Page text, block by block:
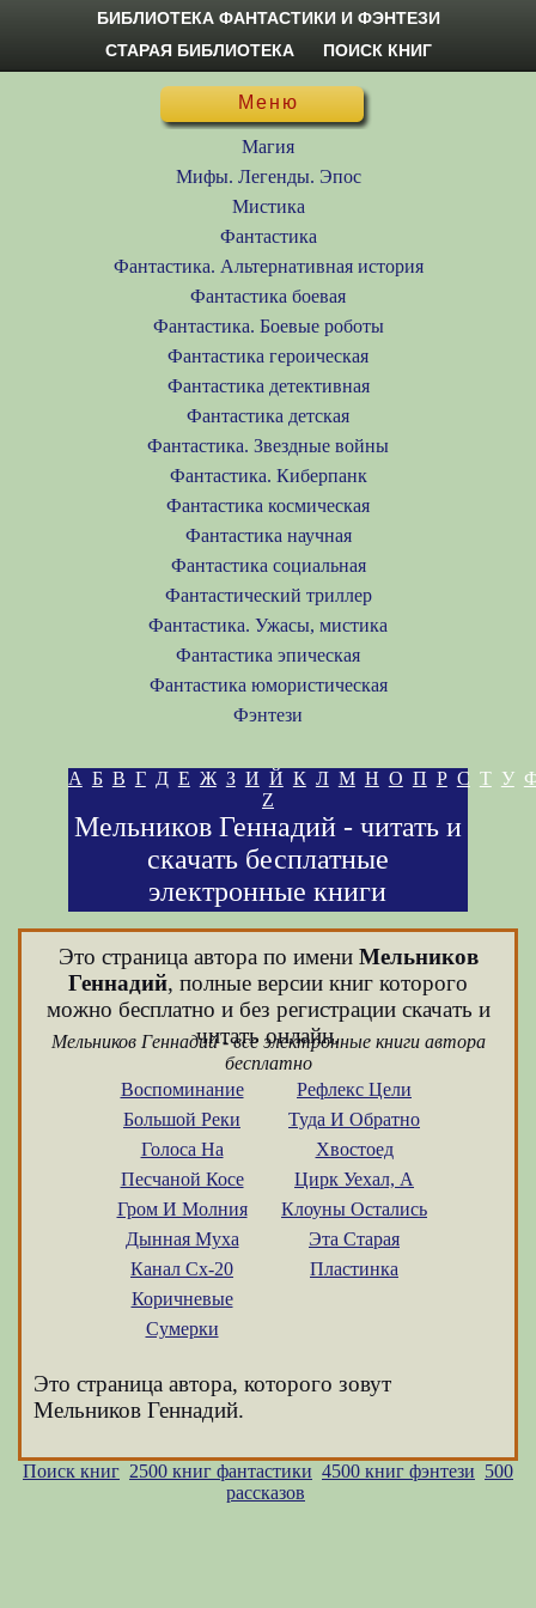
БИБЛИОТЕКА ФАНТАСТИКИ И ФЭНТЕЗИ
СТАРАЯ БИБЛИОТЕКА
ПОИСК КНИГ
Меню
Магия
Мифы. Легенды. Эпос
Мистика
Фантастика
Фантастика. Альтернативная история
Фантастика боевая
Фантастика. Боевые роботы
Фантастика героическая
Фантастика детективная
Фантастика детская
Фантастика. Звездные войны
Фантастика. Киберпанк
Фантастика космическая
Фантастика научная
Фантастика социальная
Фантастический триллер
Фантастика. Ужасы, мистика
Фантастика эпическая
Фантастика юмористическая
Фэнтези
А Б В Г Д Е Ж З И Й К Л М Н О П Р С Т У
Z
Мельников Геннадий - читать и
скачать бесплатные
электронные книги
Это страница автора по имени Мельников
Геннадий, полные версии книг которого
можно бесплатно и без регистрации скачать и
читать онлайн.
Мельников Геннадий - все электронные книги автора
бесплатно
Воспоминание
Большой Реки
Голоса На
Песчаной Косе
Гром И Молния
Дынная Муха
Канал Сх-20
Коричневые
Сумерки
Рефлекс Цели
Туда И Обратно
Хвостоед
Цирк Уехал, А
Клоуны Остались
Эта Старая
Пластинка
Это страница автора, которого зовут
Мельников Геннадий.
Поиск книг 2500 книг фантастики 4500 книг фэнтези 500
рассказов